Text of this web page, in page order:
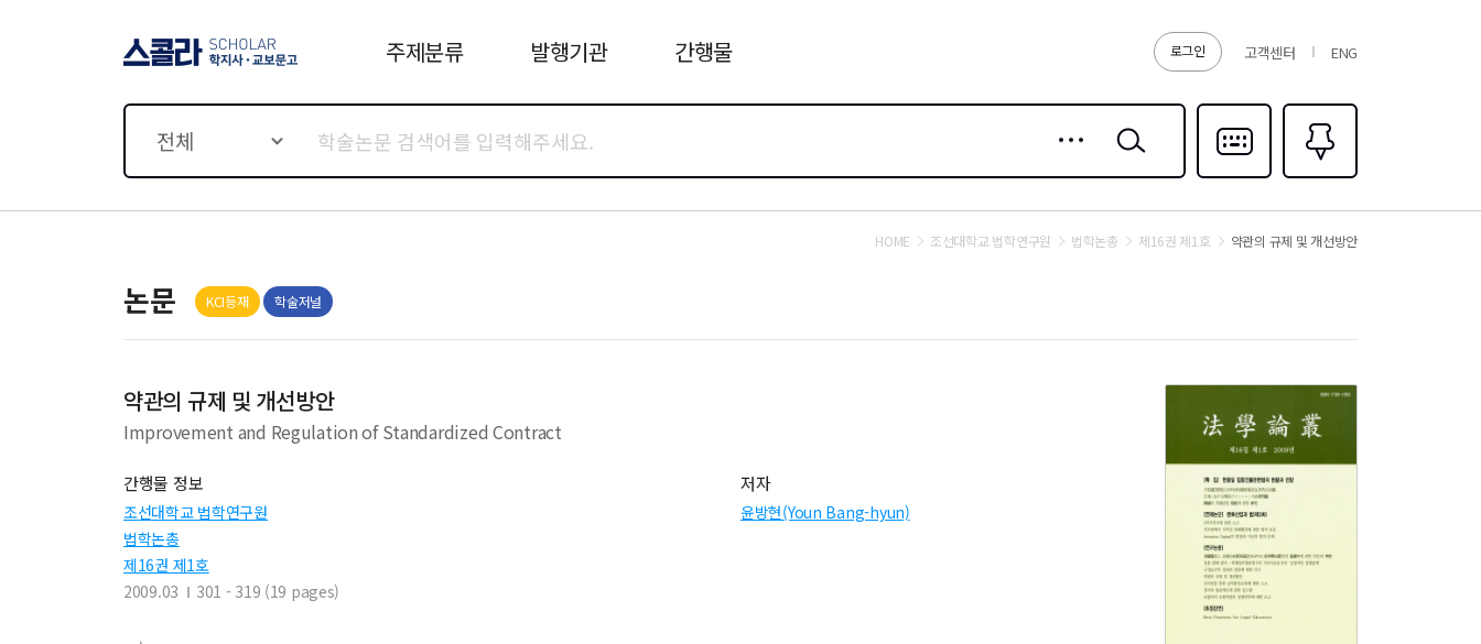
로그인 고객센터 ENG
주제분류 발행기관 간행물
전체
검색
다국어입력
즐겨찾기0
HOME 조선대학교 법학연구원 법학논총 제16권 제1호 약관의 규제 및 개선방안
논문 KCI등재 학술저널
약관의 규제 및 개선방안
Improvement and Regulation of Standardized Contract
간행물 정보
조선대학교 법학연구원
법학논총
제16권 제1호
2009.03
301 - 319 (19 pages)
저자
윤방현(Youn Bang-hyun)